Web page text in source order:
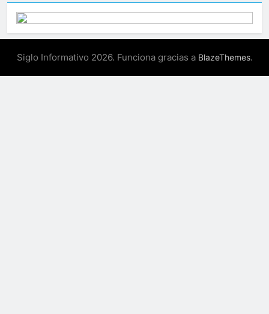
Siglo Informativo 2026. Funciona gracias a BlazeThemes.